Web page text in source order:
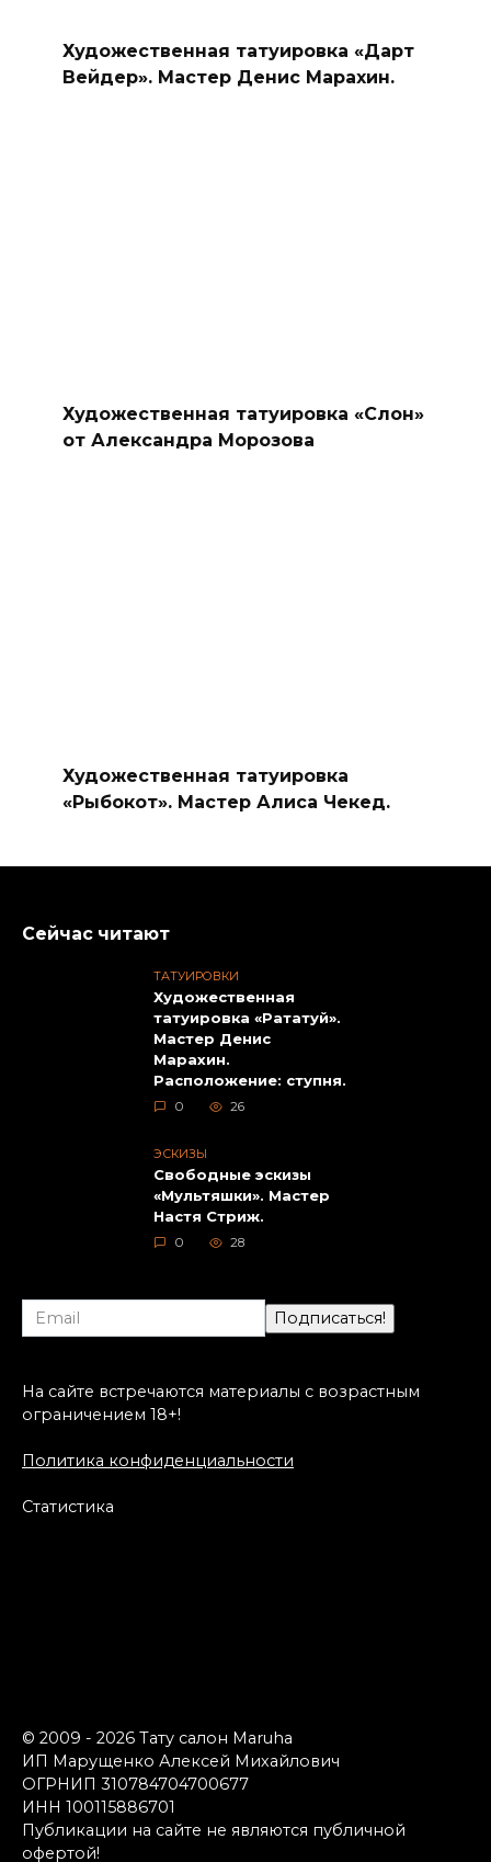
Художественная татуировка «Дарт
Вейдер». Мастер Денис Марахин.
Художественная татуировка «Слон»
от Александра Морозова
Художественная татуировка
«Рыбокот». Мастер Алиса Чекед.
Сейчас читают
ТАТУИРОВКИ
Художественная
татуировка «Рататуй».
Мастер Денис
Марахин.
Расположение: ступня.
0 26
ЭСКИЗЫ
Свободные эскизы
«Мультяшки». Мастер
Настя Стриж.
0 28
На сайте встречаются материалы с возрастным
ограничением 18+!
Политика конфиденциальности
Статистика
© 2009 - 2026 Тату салон Maruha
ИП Марущенко Алексей Михайлович
ОГРНИП 310784704700677
ИНН 100115886701
Публикации на сайте не являются публичной
офертой!